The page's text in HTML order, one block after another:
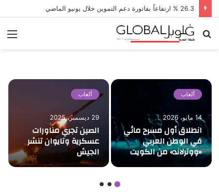
26.3 % ارتفاعاً بفاتورة دعم التموين خلال يونيو الماضي
بحث
ألعاب
14 مايو، 2026
انطلاق أول مسرح مائي
في الوطن العربي
«ووترلاند» من الكويت
ألعاب
29 ديسمبر، 2025
الصين تجري مناورات
عسكرية وتايوان تنشر
الجيش